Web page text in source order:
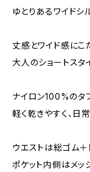
ゆとりあるワイドシ
丈感とワイド感にこ
大人のショートスタ
ナイロン100%のタ
軽く乾きやすく、日
ウエストは総ゴム＋
ポケット内側はメッ